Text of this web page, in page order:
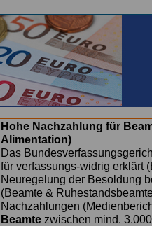
Hohe Nachzahlung für
Alimentation)
Das
für verfassungs-widrig erklärt
Neuregelung der Besoldung
(Beamte &
Nachzahlungen
Beamte zwischen mind.